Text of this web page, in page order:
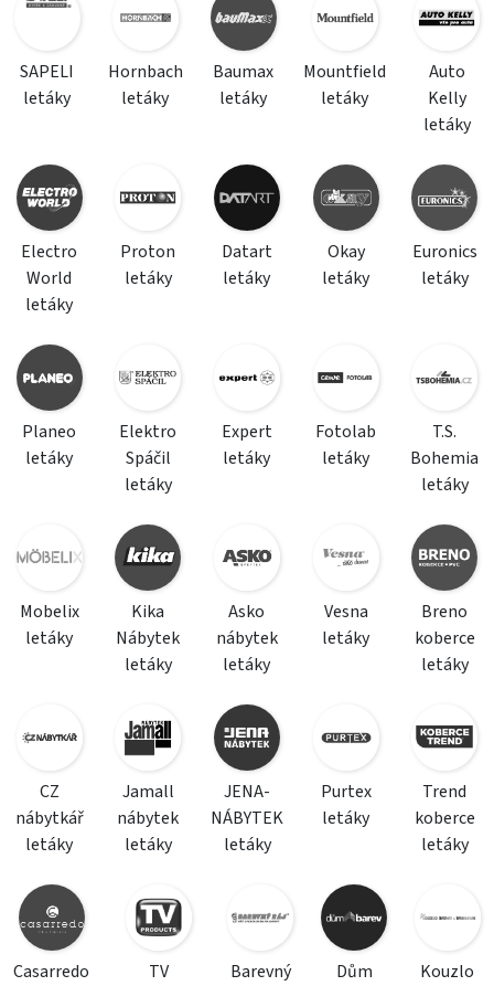
SAPELI
letáky
Hornbach
letáky
Baumax
letáky
Mountfield
letáky
Auto
Kelly
letáky
Electro
World
letáky
Proton
letáky
Datart
letáky
Okay
letáky
Euronics
letáky
Planeo
letáky
Elektro
Spáčil
letáky
Expert
letáky
Fotolab
letáky
T.S.
Bohemia
letáky
Mobelix
letáky
Kika
Nábytek
letáky
Asko
nábytek
letáky
Vesna
letáky
Breno
koberce
letáky
CZ
nábytkář
letáky
Jamall
nábytek
letáky
JENA-
NÁBYTEK
letáky
Purtex
letáky
Trend
koberce
letáky
Casarredo
TV
Barevný
Dům
Kouzlo